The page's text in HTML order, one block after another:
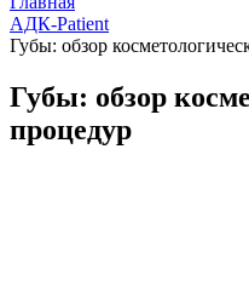
АДК-Patient
Губы: обзор
Губы: обзор
процедур